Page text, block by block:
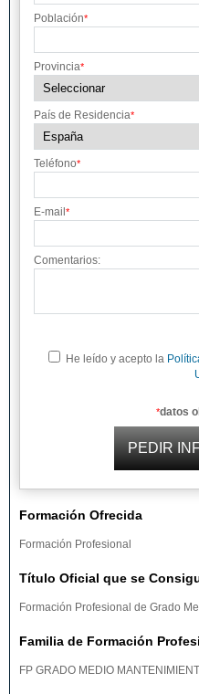
Población*
Provincia*
País de Residencia*
Teléfono*
E-mail *
Comentarios:
He leído y acepto la
*datos
Formación Ofrecida
Formación Profesional
Título Oficial que se
Formación Profesional de Grado
Familia de Formación
FP GRADO MEDIO